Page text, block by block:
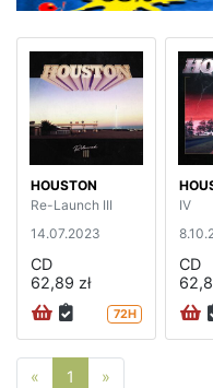
HOUSTON
Re-Launch III
14.07.2023
CD
62,89 zł
72H
IV
CD
« Poprzednia strona
1 »